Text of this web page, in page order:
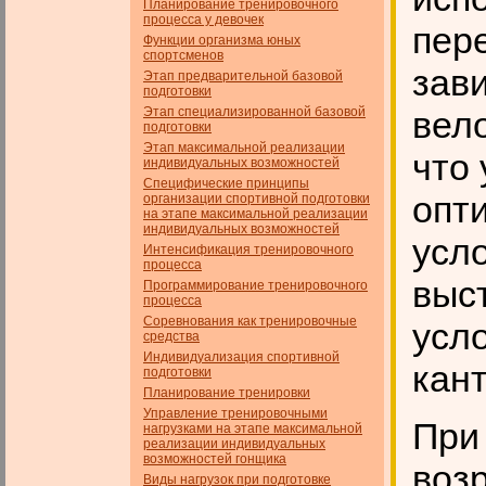
Планирование тренировочного
процесса у девочек
Функции организма юных
спортсменов
Этап предварительной базовой
подготовки
Этап специализированной базовой
подготовки
Этап максимальной реализации
индивидуальных возможностей
Специфические принципы
организации спортивной подготовки
на этапе максимальной реализации
индивидуальных возможностей
Интенсификация тренировочного
процесса
Программирование тренировочного
процесса
Соревнования как тренировочные
средства
Индивидуализация спортивной
подготовки
Планирование тренировки
Управление тренировочными
нагрузками на этапе максимальной
реализации индивидуальных
возможностей гонщика
Виды нагрузок при подготовке
что
При